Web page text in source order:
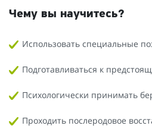
Чему вы научитесь?
Использовать специальные
Подготавливаться к
Психологически принимать
Проходить послеродовое